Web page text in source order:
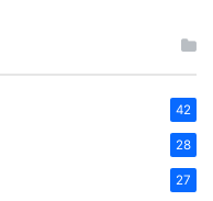
42
28
27